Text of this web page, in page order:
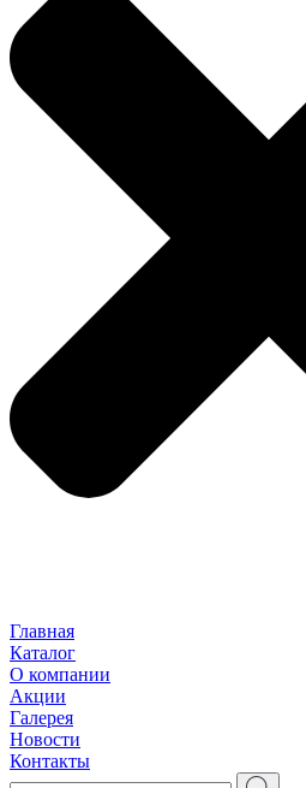
Главная
Каталог
О компании
Акции
Галерея
Новости
Контакты